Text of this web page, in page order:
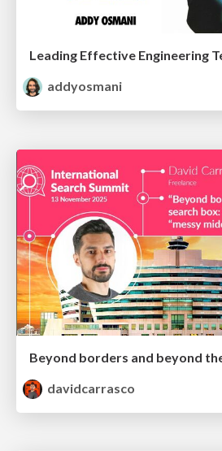
Leading Effective Engineering
addyosmani
davidcarrasco